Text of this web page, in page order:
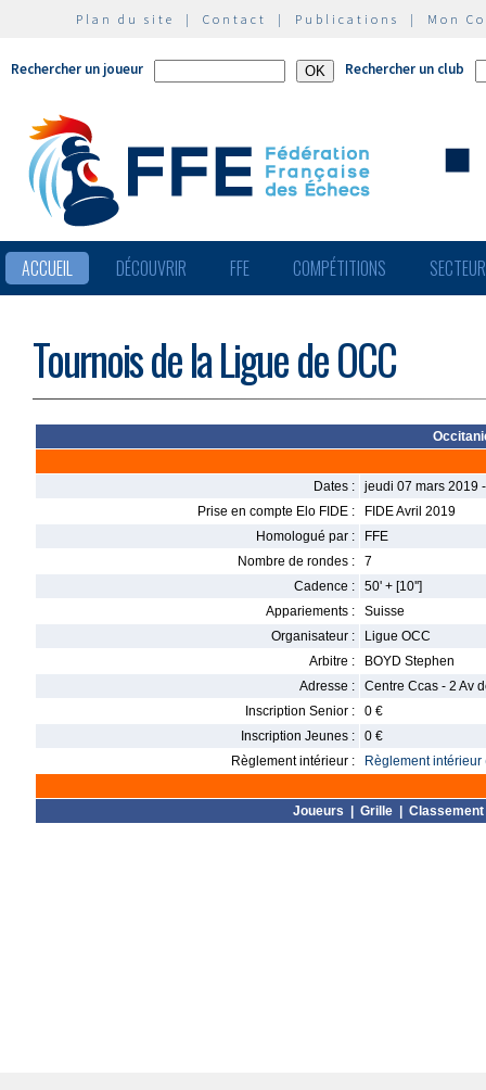
Plan du site | Contact | Publications | Mon
Rechercher un joueur Rechercher un club
ACCUEIL DÉCOUVRIR FFE COMPÉTITIONS
Tournois de la Ligue de OCC
Dates :
jeudi 07 mars 2019
Prise en compte Elo FIDE :
FIDE Avril 2019
Homologué par :
FFE
Nombre de rondes :
7
Cadence :
50' + [10'']
Appariements :
Suisse
Organisateur :
Ligue OCC
Arbitre :
BOYD Stephen
Adresse :
Centre Ccas - 2 Av
Inscription Senior :
0 €
Inscription Jeunes :
0 €
Règlement intérieur :
Règlement intérieur
Joueurs Grille Classement